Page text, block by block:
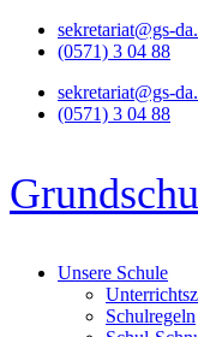
sekretariat@gs-
(0571) 3 04 88
sekretariat@gs-
(0571) 3 04 88
Unsere Schule
Schulregeln